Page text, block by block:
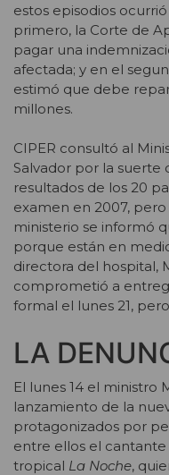
estos episodios
primero, la Corte de
pagar una
afectada; y en el
estimó que debe
millones.
CIPER consultó al
Salvador por la suerte
resultados de los 20
examen en 2007,
ministerio se informó
porque están en
directora del hospital,
comprometió a
formal el lunes 21,
LA
El lunes 14 el ministro
lanzamiento de la
protagonizados por
entre ellos el cantante
tropical La Noche,